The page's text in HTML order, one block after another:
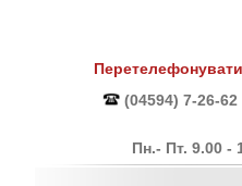
(04594) 7-26-62
Пн.- Пт. 9.00